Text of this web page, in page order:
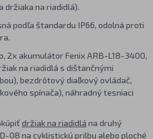
držiaka na riadidlá).
podľa štandardu IP66, odolná proti
2x akumulátor Fenix ARB-L18-3400,
na riadidlá s dištančnými
bezdrôtový diaľkový ovládač,
spínača), náhradný tesniaci
držiak na riadidlá na druhý
08 na cyklistickú prilbu alebo ploché